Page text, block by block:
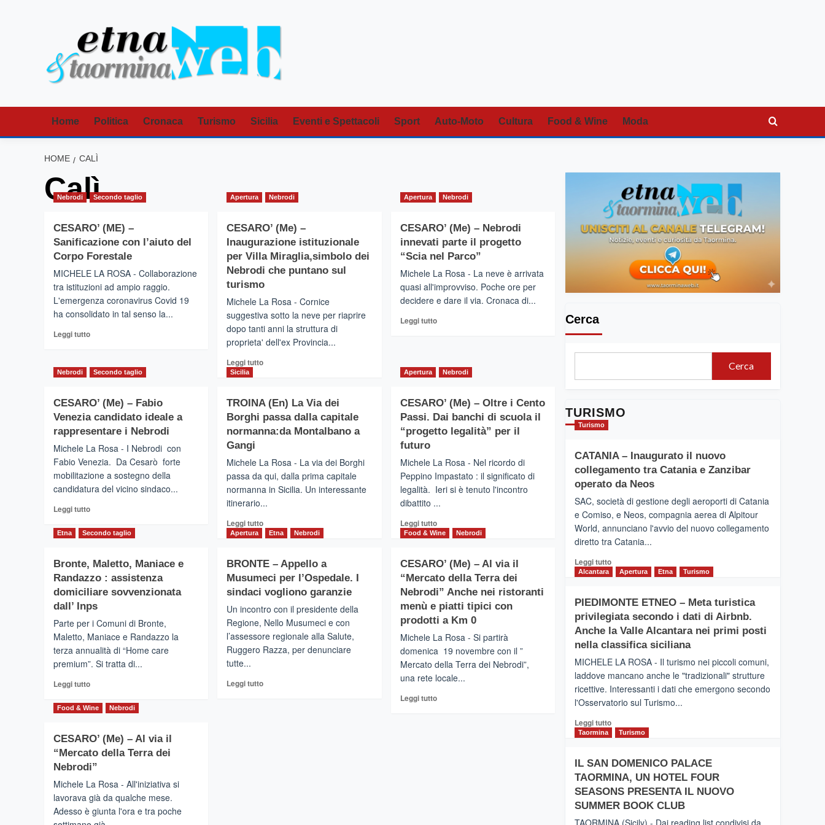
Home Politica Cronaca Turismo Sicilia Eventi e Spettacoli Sport Auto-Moto Cultura Food & Wine Moda
HOME CALÌ
Calì
Nebrodi Secondo taglio
CESARO’ (ME) –
Sanificazione con l’aiuto del
Corpo Forestale
MICHELE LA ROSA - Collaborazione
tra istituzioni ad ampio raggio.
L'emergenza coronavirus Covid 19
ha consolidato in tal senso la...
Leggi tuttoLeggi
su
CESARO’
–
Sanificazione
l’aiuto
del
Corpo
Forestale
Apertura Nebrodi
CESARO’ (Me) –
Inaugurazione istituzionale
per Villa Miraglia,simbolo dei
Nebrodi che puntano sul
turismo
Michele La Rosa - Cornice
suggestiva sotto la neve per riaprire
dopo tanti anni la struttura di
proprieta' dell'ex Provincia...
Leggi tuttoLeggi
CESARO’
(Me)
–
per
Villa
Miraglia,simbolo
che
puntano
turismo
Apertura Nebrodi
CESARO’ (Me) – Nebrodi
innevati parte il progetto
“Scia nel Parco”
Michele La Rosa - La neve è arrivata
quasi all'improvviso. Poche ore per
decidere e dare il via. Cronaca di...
Leggi tuttoLeggi
CESARO’
(Me)
Nebrodi
innevati
parte
il
“Scia
Parco”
Nebrodi Secondo taglio
CESARO’ (Me) – Fabio
Venezia candidato ideale a
rappresentare i Nebrodi
Michele La Rosa - I Nebrodi con
Fabio Venezia. Da Cesarò forte
mobilitazione a sostegno della
candidatura del vicino sindaco...
Leggi tuttoLeggi
più
su
(Me)
–
Fabio
candidato
ideale
a
rappresentare
Nebrodi
Sicilia
TROINA (En) La Via dei
Borghi passa dalla capitale
normanna:da Montalbano a
Gangi
Michele La Rosa - La via dei Borghi
passa da qui, dalla prima capitale
normanna in Sicilia. Un interessante
itinerario...
Leggi tuttoLeggi
di
TROINA
(En)
La
dei
Borghi
passa
dalla
Montalbano
Apertura Nebrodi
CESARO’ (Me) – Oltre i Cento
Passi. Dai banchi di scuola il
“progetto legalità” per il
futuro
Michele La Rosa - Nel ricordo di
Peppino Impastato : il significato di
legalità. Ieri si è tenuto l'incontro
dibattito ...
Leggi tuttoLeggi
di
CESARO’
(Me)
–
Oltre
i
Cento
Passi.
Dai
banchi
di
scuola
il
Etna Secondo taglio
Bronte, Maletto, Maniace e
Randazzo : assistenza
domiciliare sovvenzionata
dall’ Inps
Parte per i Comuni di Bronte,
Maletto, Maniace e Randazzo la
terza annualità di “Home care
premium”. Si tratta di...
Leggi tuttoLeggi
più
su
Maletto,
Maniace
e
:
assistenza
domiciliare
sovvenzionata
Apertura Etna Nebrodi
BRONTE – Appello a
Musumeci per l’Ospedale. I
sindaci vogliono garanzie
Un incontro con il presidente della
Regione, Nello Musumeci e con
l’assessore regionale alla Salute,
Ruggero Razza, per denunciare
tutte...
Leggi tuttoLeggi
Food & Wine Nebrodi
CESARO’ (Me) – Al via il
“Mercato della Terra dei
Nebrodi” Anche nei ristoranti
menù e piatti tipici con
prodotti a Km 0
Michele La Rosa - Si partirà
domenica 19 novembre con il ”
Mercato della Terra dei Nebrodi”,
una rete locale...
Leggi tuttoLeggi
Food & Wine Nebrodi
CESARO’ (Me) – Al via il
“Mercato della Terra dei
Nebrodi”
Michele La Rosa - All'iniziativa si
lavorava già da qualche mese.
Adesso è giunta l'ora e tra poche
Cerca
Cerca
TURISMO
Turismo
CATANIA – Inaugurato il nuovo
collegamento tra Catania e Zanzibar
operato da Neos
SAC, società di gestione degli aeroporti di Catania
e Comiso, e Neos, compagnia aerea di Alpitour
World, annunciano l'avvio del nuovo collegamento
diretto tra Catania...
Leggi tuttoLeggi
CATANIA
–
Inaugurato
il
collegamento
tra
Catania
e
operato
da
Alcantara Apertura Etna Turismo
PIEDIMONTE ETNEO – Meta turistica
privilegiata secondo i dati di Airbnb.
Anche la Valle Alcantara nei primi posti
nella classifica siciliana
MICHELE LA ROSA - Il turismo nei piccoli comuni,
laddove mancano anche le "tradizionali" strutture
ricettive. Interessanti i dati che emergono secondo
l'Osservatorio sul Turismo...
Leggi tuttoLeggi
PIEDIMONTE
ETNEO
–
Meta
Taormina Turismo
IL SAN DOMENICO PALACE
TAORMINA, UN HOTEL FOUR
SEASONS PRESENTA IL NUOVO
SUMMER BOOK CLUB
TAORMINA (Sicily) - Dai reading list condivisi da